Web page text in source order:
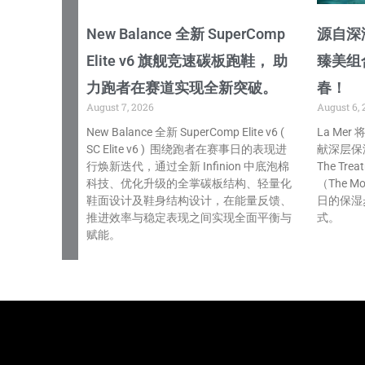
New Balance 全新 SuperComp
Elite v6 旗舰竞速碳板跑鞋， 助
力跑者在赛道实现全新突破。
August 7, 2026
New Balance 全新 SuperComp Elite v6 (
SC Elite v6 ) 围绕跑者在赛事日的表现进
行焕新迭代，通过全新 Infinion 中底泡棉
科技、优化升级的全掌碳板结构、轻量化
鞋面设计及鞋身结构设计，在能量反馈、
推进效率与稳定表现之间实现全面平衡与
赋能。
源自深
臻美组
春！
August 6,
La Mer
献深层
The
（The
日的保
式。